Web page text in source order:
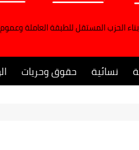
بناء الحزب المستقل للطبقة العاملة
نسائية حقوق وحريات